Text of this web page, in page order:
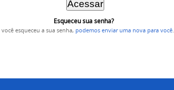
Esqueceu sua senha?
você esqueceu a sua senha, podemos enviar uma nova para você.